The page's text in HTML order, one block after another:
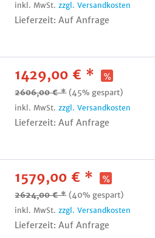
inkl. MwSt.zzgl. Versandkosten
Lieferzeit: Auf Anfrage
1429,00 € *
2606,00 € * (45% gespart)
inkl. MwSt.zzgl. Versandkosten
Lieferzeit: Auf Anfrage
1579,00 € *
2624,00 € * (40% gespart)
inkl. MwSt.zzgl. Versandkosten
Lieferzeit: Auf Anfrage